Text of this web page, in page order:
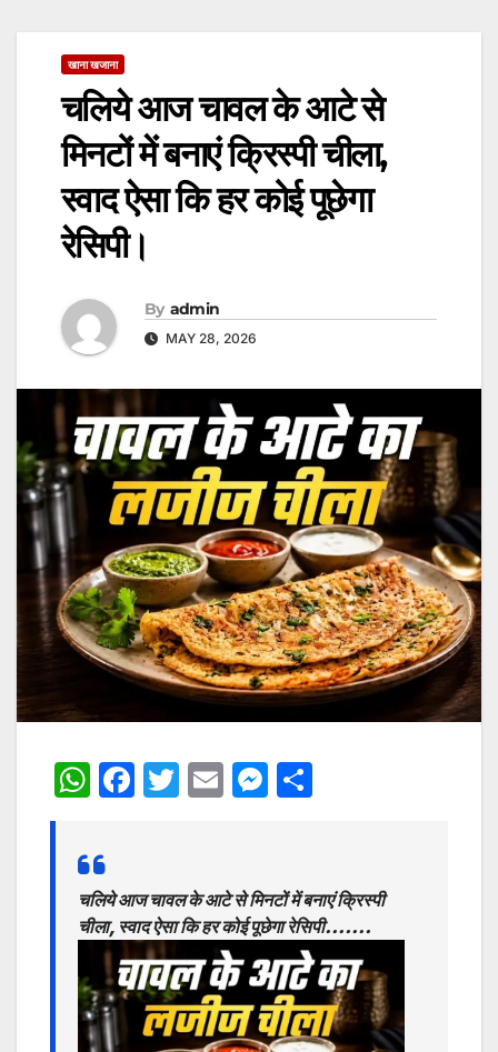
खाना खजाना
चलिये आज चावल के आटे से
मिनटों में बनाएं क्रिस्पी चीला,
स्वाद ऐसा कि हर कोई पूछेगा
रेसिपी।
By admin
MAY 28, 2026
W
at
s
A
p
p
F
e
b
o
o
k
T
er
E
l
M
s
e
n
g
er
e
चलिये आज चावल के आटे से मिनटों में बनाएं क्रिस्पी
चीला, स्वाद ऐसा कि हर कोई पूछेगा रेसिपी…….